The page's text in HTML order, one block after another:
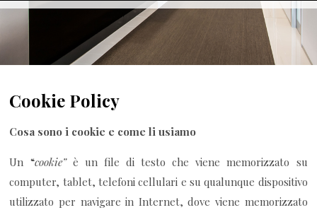
Cookie Policy
Cosa sono i cookie e come li usiamo
Un “cookie” è un file di testo che viene memorizzato su
computer, tablet, telefoni cellulari e su qualunque dispositivo
utilizzato per navigare in Internet, dove viene memorizzato